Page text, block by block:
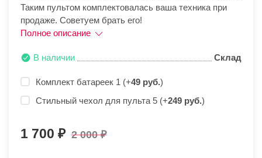
Таким пультом комплектовалась ваша техника при
продаже. Советуем брать его!
Полное описание
В наличии Склад
Комплект батареек 1 (+49 руб.)
Стильный чехол для пульта 5 (+249 руб.)
1 700 2 000